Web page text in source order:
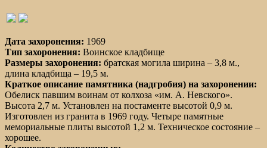
Дата захоронения: 1969
Тип захоронения: Воинское кладбище
Размеры захоронения: братская могила ширина – 3,8 м.,
длина кладбища – 19,5 м.
Краткое описание памятника (надгробия) на захоронении:
Обелиск павшим воинам от колхоза «им. А. Невского».
Высота 2,7 м. Установлен на постаменте высотой 0,9 м.
Изготовлен из гранита в 1969 году. Четыре памятные
мемориальные плиты высотой 1,2 м. Техническое состояние –
хорошее.